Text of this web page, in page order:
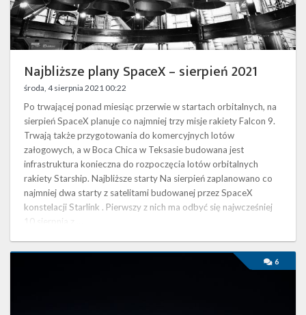
Kalendarze
Najbliższe plany SpaceX – sierpień 2021
środa, 4 sierpnia 2021 00:22
Po trwającej ponad miesiąc przerwie w startach orbitalnych, na
sierpień SpaceX planuje co najmniej trzy misje rakiety Falcon 9.
Trwają także przygotowania do komercyjnych lotów
załogowych, a w Boca Chica w Teksasie budowana jest
infrastruktura konieczna do rozpoczęcia lotów orbitalnych
rakiety Starship. Najbliższe starty Na sierpień zaplanowano co
najmniej dwa starty z satelitami budowanej przez SpaceX
konstelacji Starlink . Pierwszy z nich ma odbyć się najwcześniej
10 sierpnia z …
6